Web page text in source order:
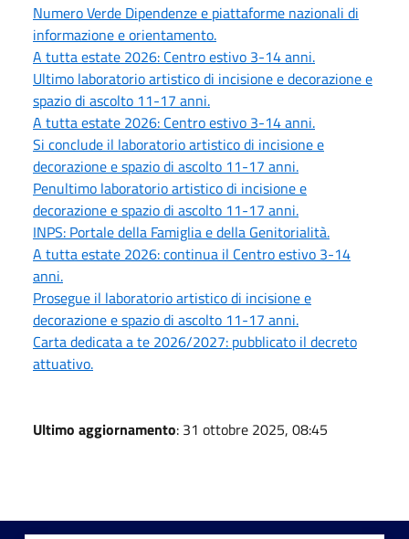
Numero Verde Dipendenze e piattaforme nazionali di
informazione e orientamento.
A tutta estate 2026: Centro estivo 3-14 anni.
Ultimo laboratorio artistico di incisione e decorazione e
spazio di ascolto 11-17 anni.
A tutta estate 2026: Centro estivo 3-14 anni.
Si conclude il laboratorio artistico di incisione e
decorazione e spazio di ascolto 11-17 anni.
Penultimo laboratorio artistico di incisione e
decorazione e spazio di ascolto 11-17 anni.
INPS: Portale della Famiglia e della Genitorialità.
A tutta estate 2026: continua il Centro estivo 3-14
anni.
Prosegue il laboratorio artistico di incisione e
decorazione e spazio di ascolto 11-17 anni.
Carta dedicata a te 2026/2027: pubblicato il decreto
attuativo.
Ultimo aggiornamento: 31 ottobre 2025, 08:45